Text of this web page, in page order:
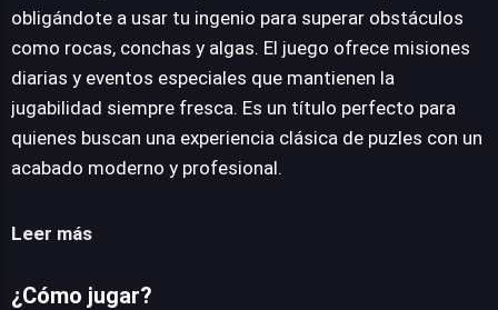
obligándote a usar tu ingenio para superar obstáculos
como rocas, conchas y algas. El juego ofrece misiones
diarias y eventos especiales que mantienen la
jugabilidad siempre fresca. Es un título perfecto para
quienes buscan una experiencia clásica de puzles con un
acabado moderno y profesional.
Leer más
¿Cómo jugar?